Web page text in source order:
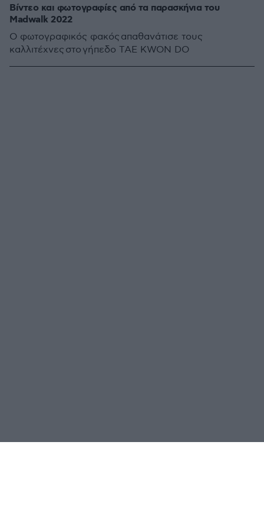
Βίντεο και φωτογραφίες από τα παρασκήνια του
Madwalk 2022
Ο φωτογραφικός φακός απαθανάτισε τους
καλλιτέχνες στο γήπεδο TAE KWON DO